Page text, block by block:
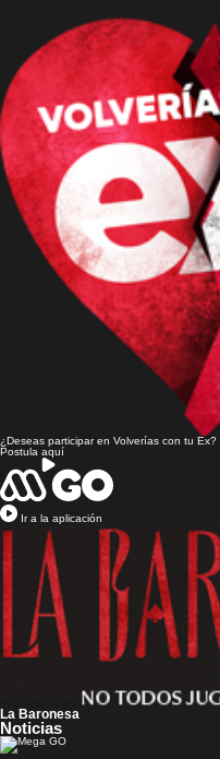
¿Deseas participar en Volverías con tu Ex?
Postula aquí
Ir a la aplicación
La Baronesa
Noticias